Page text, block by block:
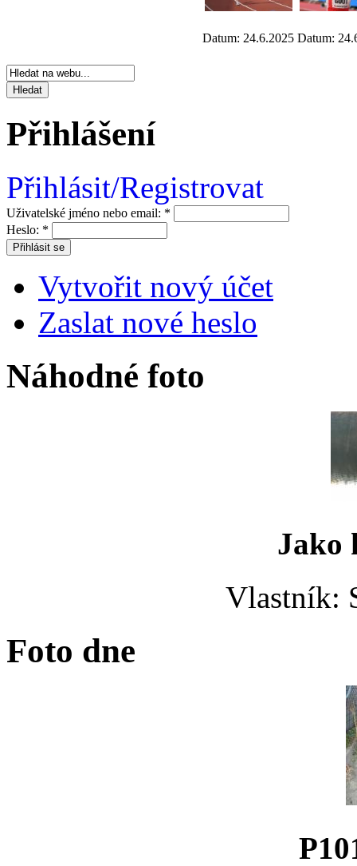
Datum: 24.6.2025 Datum:
Přihlášení
Přihlásit/Registrovat
Uživatelské jméno nebo email: *
Heslo: *
Vytvořit nový účet
Zaslat nové heslo
Náhodné foto
Jako
Vlastník:
Foto dne